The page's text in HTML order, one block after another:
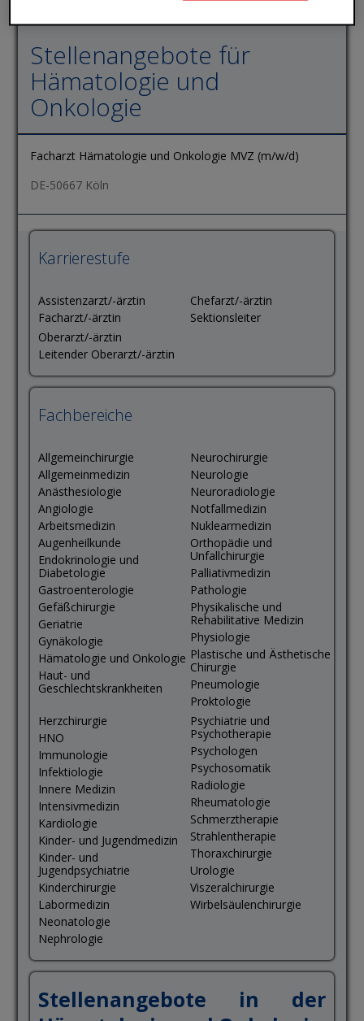
Stellenangebote für
Hämatologie und
Onkologie
Facharzt Hämatologie und Onkologie MVZ (m/w/d)
DE-50667 Köln
Karrierestufe
Assistenzarzt/-ärztin
Facharzt/-ärztin
Oberarzt/-ärztin
Leitender Oberarzt/-ärztin
Chefarzt/-ärztin
Sektionsleiter
Fachbereiche
Allgemeinchirurgie
Allgemeinmedizin
Anästhesiologie
Angiologie
Arbeitsmedizin
Augenheilkunde
Endokrinologie und
Diabetologie
Gastroenterologie
Gefäßchirurgie
Geriatrie
Gynäkologie
Hämatologie und Onkologie
Haut- und
Geschlechtskrankheiten
Herzchirurgie
HNO
Immunologie
Infektiologie
Innere Medizin
Intensivmedizin
Kardiologie
Kinder- und Jugendmedizin
Kinder- und
Jugendpsychiatrie
Kinderchirurgie
Labormedizin
Neonatologie
Nephrologie
Neurochirurgie
Neurologie
Neuroradiologie
Notfallmedizin
Nuklearmedizin
Orthopädie und
Unfallchirurgie
Palliativmedizin
Pathologie
Physikalische und
Rehabilitative Medizin
Physiologie
Plastische und Ästhetische
Chirurgie
Pneumologie
Proktologie
Psychiatrie und
Psychotherapie
Psychologen
Psychosomatik
Radiologie
Rheumatologie
Schmerztherapie
Strahlentherapie
Thoraxchirurgie
Urologie
Viszeralchirurgie
Wirbelsäulenchirurgie
Stellenangebote in der